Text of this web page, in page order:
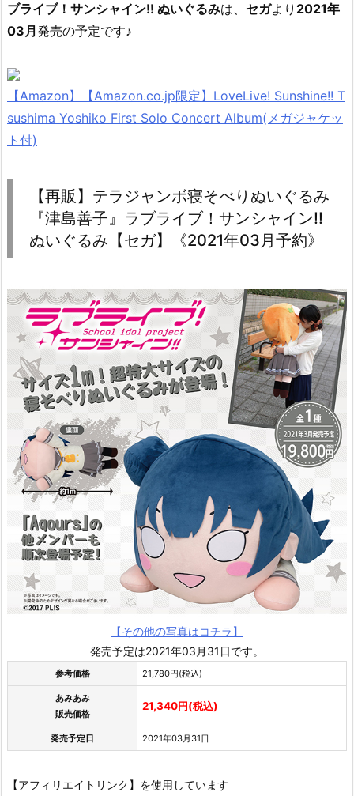
ブライブ！サンシャイン!! ぬいぐるみは、 セガより 2021年
03月 発売の予定です♪
【Amazon】【Amazon.co.jp限定】LoveLive! Sunshine!! T
sushima Yoshiko First Solo Concert Album(メガジャケッ
ト付)
【再販】テラジャンボ寝そべりぬいぐるみ
『津島善子』ラブライブ！サンシャイン!!
ぬいぐるみ【セガ】《2021年03月予約》
【その他の写真はコチラ】
発売予定は2021年03月31日です。
参考価格 21,780円(税込)
あみあみ
販売価格
21,340円(税込)
発売予定日 2021年03月31日
【アフィリエイトリンク】を使用しています